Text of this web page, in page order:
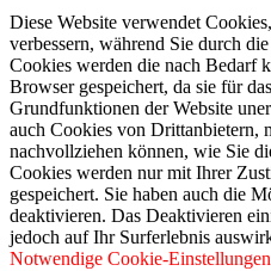
Diese Website verwendet
verbessern, während Sie durch
Cookies werden die nach Bedarf
Browser gespeichert, da sie für
Grundfunktionen der Website
auch Cookies von Drittanbietern,
nachvollziehen können, wie Sie
Cookies werden nur mit Ihrer
gespeichert. Sie haben auch die
deaktivieren. Das Deaktivieren
jedoch auf Ihr Surferlebnis
Notwendige Cookie-Einstellungen